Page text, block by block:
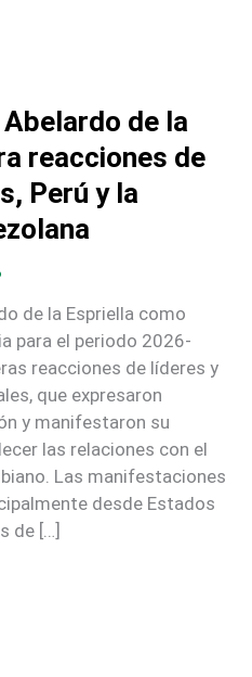
de la
reacciones de
Perú y la
de la Espriella como
para el periodo 2026-
reacciones de líderes y
que expresaron
y manifestaron su
las relaciones con el
Las manifestaciones
desde Estados
de […]